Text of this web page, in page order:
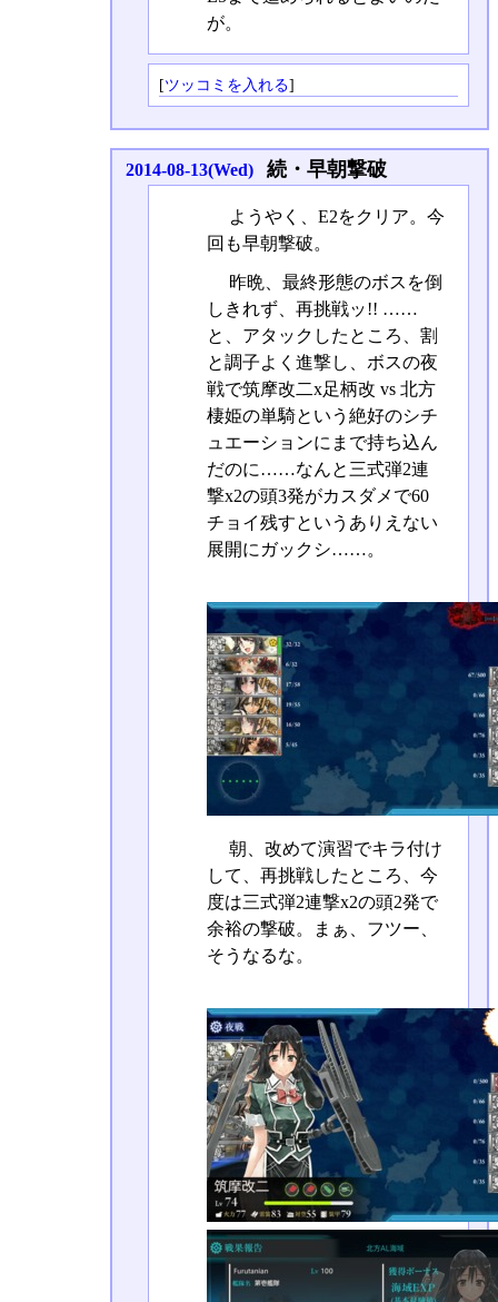
が。
[ツッコミを入れる]
2014-08-13(Wed) 続・早朝撃破
ようやく、E2をクリア。今
回も早朝撃破。
昨晩、最終形態のボスを倒
しきれず、再挑戦ッ!! ……
と、アタックしたところ、割
と調子よく進撃し、ボスの夜
戦で筑摩改二x足柄改 vs 北方
棲姫の単騎という絶好のシチ
ュエーションにまで持ち込ん
だのに……なんと三式弾2連
撃x2の頭3発がカスダメで60
チョイ残すというありえない
展開にガックシ……。
朝、改めて演習でキラ付け
して、再挑戦したところ、今
度は三式弾2連撃x2の頭2発で
余裕の撃破。まぁ、フツー、
そうなるな。